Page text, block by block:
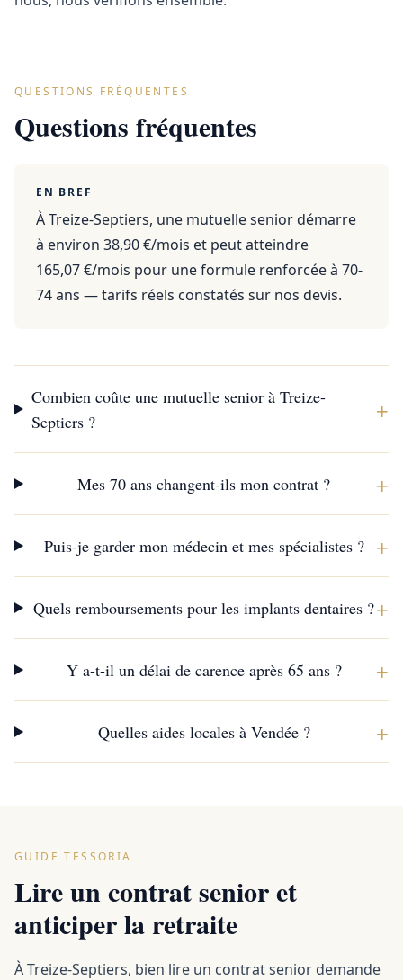
QUESTIONS FRÉQUENTES
Questions fréquentes
EN BREF
À Treize-Septiers, une mutuelle senior démarre
à environ 38,90 €/mois et peut atteindre
165,07 €/mois pour une formule renforcée à 70-
74 ans — tarifs réels constatés sur nos devis.
Combien coûte une mutuelle senior à Treize-
Septiers ?
+
Mes 70 ans changent-ils mon contrat ? +
Puis-je garder mon médecin et mes spécialistes ? +
Quels remboursements pour les implants dentaires ?+
Y a-t-il un délai de carence après 65 ans ? +
Quelles aides locales à Vendée ? +
GUIDE TESSORIA
Lire un contrat senior et
anticiper la retraite
À Treize-Septiers, bien lire un contrat senior demande